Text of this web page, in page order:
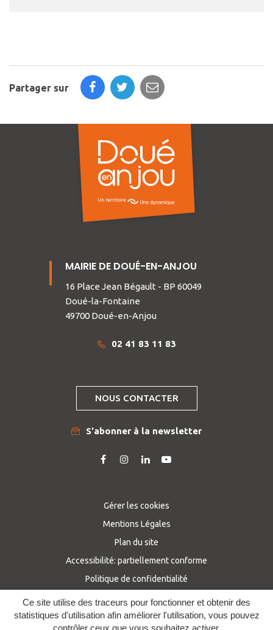
Ce site utilise des traceurs pour fonctionner et obtenir des
statistiques d'utilisation afin améliorer l'utilisation, vous pouvez
contrôler ceux que vous souhaitez activer.
Partager sur
MAIRIE DE DOUÉ-EN-ANJOU
16 Place Jean Bégault - BP 60049
Doué-la-Fontaine
49700 Doué-en-Anjou
02 41 83 11 83
NOUS CONTACTER
S'abonner à la newsletter
Lien
compte
Facebook
Lien
compte
Instagram
Lien
compte
Linkedin
Lien
chaîne
Youtube
Gérer les cookies
Mentions Légales
Plan du site
Accessibilité: partiellement conforme
Politique de confidentialité